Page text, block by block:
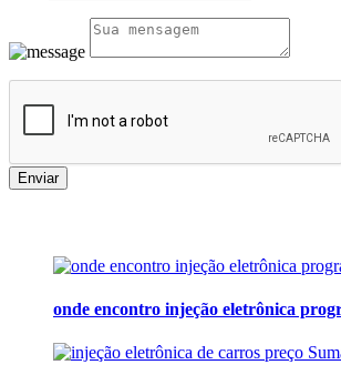
Enviar
onde encontro injeção eletrônica